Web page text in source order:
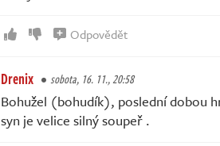
Odpovědět
Drenix sobota, 16. 11., 20:58
Bohužel (bohudík), poslední dobou
syn je velice silný soupeř .